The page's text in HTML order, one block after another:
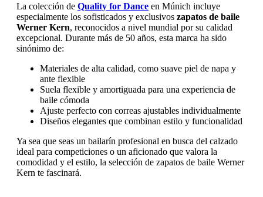
La colección de Quality for Dance en Múnich incluye
especialmente los sofisticados y exclusivos zapatos de baile
Werner Kern, reconocidos a nivel mundial por su calidad
excepcional. Durante más de 50 años, esta marca ha sido
sinónimo de:
Materiales de alta calidad, como suave piel de napa y
ante flexible
Suela flexible y amortiguada para una experiencia de
baile cómoda
Ajuste perfecto con correas ajustables individualmente
Diseños elegantes que combinan estilo y funcionalidad
Ya sea que seas un bailarín profesional en busca del calzado
ideal para competiciones o un aficionado que valora la
comodidad y el estilo, la selección de zapatos de baile Werner
Kern te fascinará.